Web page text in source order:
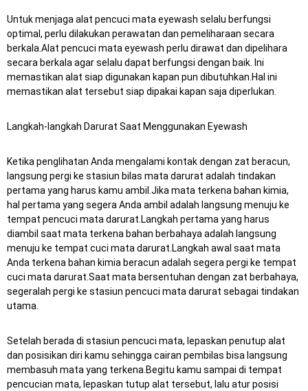
Untuk menjaga alat pencuci mata eyewash selalu berfungsi
optimal, perlu dilakukan perawatan dan pemeliharaan secara
berkala.Alat pencuci mata eyewash perlu dirawat dan dipelihara
secara berkala agar selalu dapat berfungsi dengan baik. Ini
memastikan alat siap digunakan kapan pun dibutuhkan.Hal ini
memastikan alat tersebut siap dipakai kapan saja diperlukan.
Langkah-langkah Darurat Saat Menggunakan Eyewash
Ketika penglihatan Anda mengalami kontak dengan zat beracun,
langsung pergi ke stasiun bilas mata darurat adalah tindakan
pertama yang harus kamu ambil.Jika mata terkena bahan kimia,
hal pertama yang segera Anda ambil adalah langsung menuju ke
tempat pencuci mata darurat.Langkah pertama yang harus
diambil saat mata terkena bahan berbahaya adalah langsung
menuju ke tempat cuci mata darurat.Langkah awal saat mata
Anda terkena bahan kimia beracun adalah segera pergi ke tempat
cuci mata darurat.Saat mata bersentuhan dengan zat berbahaya,
segeralah pergi ke stasiun pencuci mata darurat sebagai tindakan
utama.
Setelah berada di stasiun pencuci mata, lepaskan penutup alat
dan posisikan diri kamu sehingga cairan pembilas bisa langsung
membasuh mata yang terkena.Begitu kamu sampai di tempat
pencucian mata, lepaskan tutup alat tersebut, lalu atur posisi